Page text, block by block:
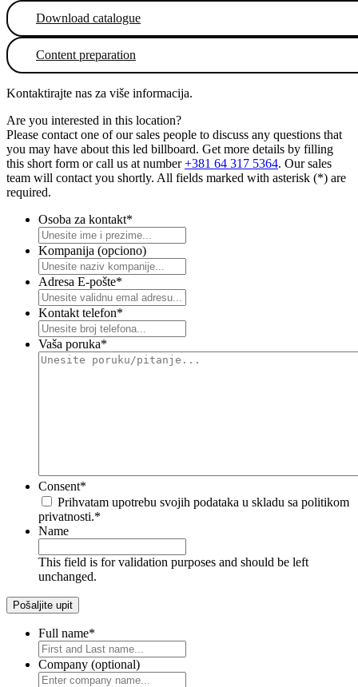
Download catalogue
Content preparation
Kontaktirajte nas za više informacija.
Are you interested in this location?
Please contact one of our sales people to discuss any questions that
you may have about this led billboard. Get more details by filling
this short form or call us at number+381 64 317 5364. Our sales
team will contact you shortly. All fields marked with asterisk (*) are
required.
Osoba za kontakt*
Kompanija (opciono)
Adresa E-pošte*
Kontakt telefon*
Vaša poruka*
Consent*
Prihvatam upotrebu svojih podataka u skladu sa politikom
privatnosti.*
Name
This field is for validation purposes and should be left
unchanged.
Full name*
Company (optional)